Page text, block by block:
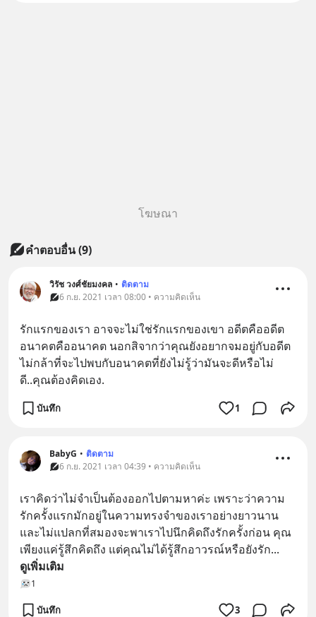
โฆษณา
คำตอบอื่น(9)
วิรัช วงศ์ชัยมงคล • ติดตาม
6 ก.ย. 2021 เวลา 08:00 • ความคิดเห็น
รักแรกของเรา อาจจะไม่ใช่รักแรกของเขา อดีตคืออดีต
อนาคตคืออนาคต นอกสิจากว่าคุณยังอยากจมอยู่กับอดีต
ไม่กล้าที่จะไปพบกับอนาคตที่ยังไม่รู้ว่ามันจะดีหรือไม่
ดี..คุณต้องคิดเอง.
บันทึก 1
BabyG • ติดตาม
6 ก.ย. 2021 เวลา 04:39 • ความคิดเห็น
เราคิดว่าไม่จำเป็นต้องออกไปตามหาค่ะ เพราะว่าความ
รักครั้งแรกมักอยู่ในความทรงจำของเราอย่างยาวนาน
และไม่แปลกที่สมองจะพาเราไปนึกคิดถึงรักครั้งก่อน คุณ
เพียงแค่รู้สึกคิดถึง แต่คุณไม่ได้รู้สึกอาวรณ์หรือยังรัก...
ดูเพิ่มเติม
1
บันทึก 3